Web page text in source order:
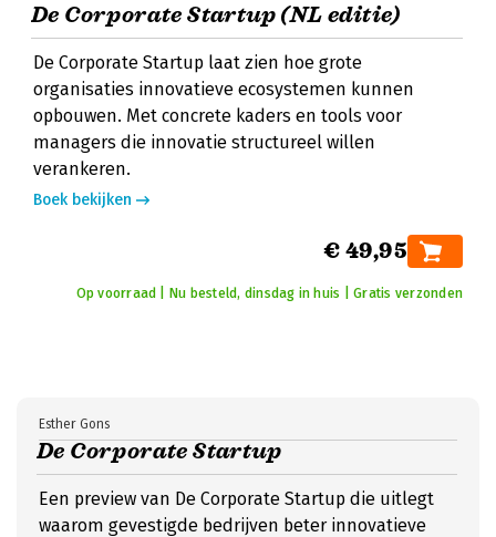
De Corporate Startup (NL editie)
De Corporate Startup laat zien hoe grote
organisaties innovatieve ecosystemen kunnen
opbouwen. Met concrete kaders en tools voor
managers die innovatie structureel willen
verankeren.
Boek bekijken
€ 49,95
Op voorraad | Nu besteld, dinsdag in huis | Gratis verzonden
De Corporate Startup
Esther Gons
Een preview van De Corporate Startup die uitlegt
waarom gevestigde bedrijven beter innovatieve